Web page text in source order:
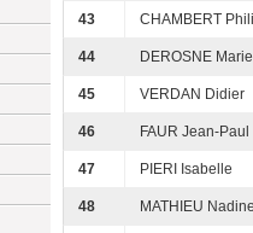
43 CHAMBERT
44 DEROSNE
45 VERDAN Didier
46 FAUR Jean-Paul
47 PIERI Isabelle
48 MATHIEU